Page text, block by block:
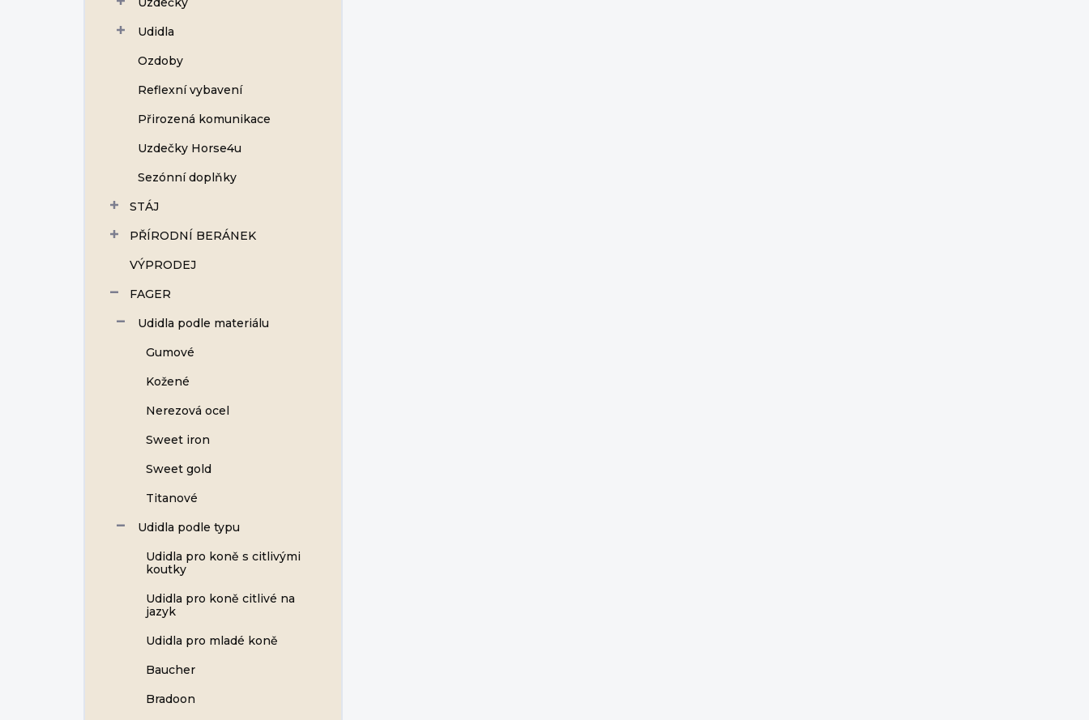
Udidla
Ozdoby
Reflexní vybavení
Přirozená komunikace
Uzdečky Horse4u
Sezónní doplňky
STÁJ
PŘÍRODNÍ BERÁNEK
VÝPRODEJ
FAGER
Udidla podle materiálu
Gumové
Kožené
Nerezová ocel
Sweet iron
Sweet gold
Titanové
Udidla podle typu
Udidla pro koně s citlivými
koutky
Udidla pro koně citlivé na
jazyk
Udidla pro mladé koně
Baucher
Bradoon